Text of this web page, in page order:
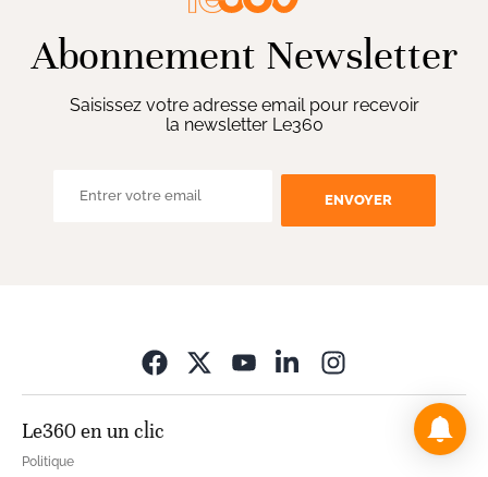
Abonnement Newsletter
Saisissez votre adresse email pour recevoir
la newsletter Le360
ENVOYER
Le360 en un clic
Politique